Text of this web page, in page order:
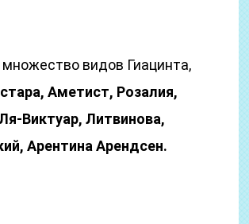
видов Гиацинта,
Аметист, Розалия,
Виктуар, Литвинова,
Арентина Арендсен.